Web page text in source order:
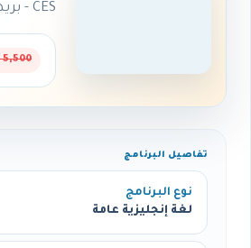
CES - بريطانيا - أدنبرة
5,500 ر.س
تفاصيل البرنامج
نوع البرنامج
لغة إنجليزية عامة